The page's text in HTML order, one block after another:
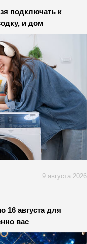
подключать к
и дом
9 августа 2026
16 августа для
вас